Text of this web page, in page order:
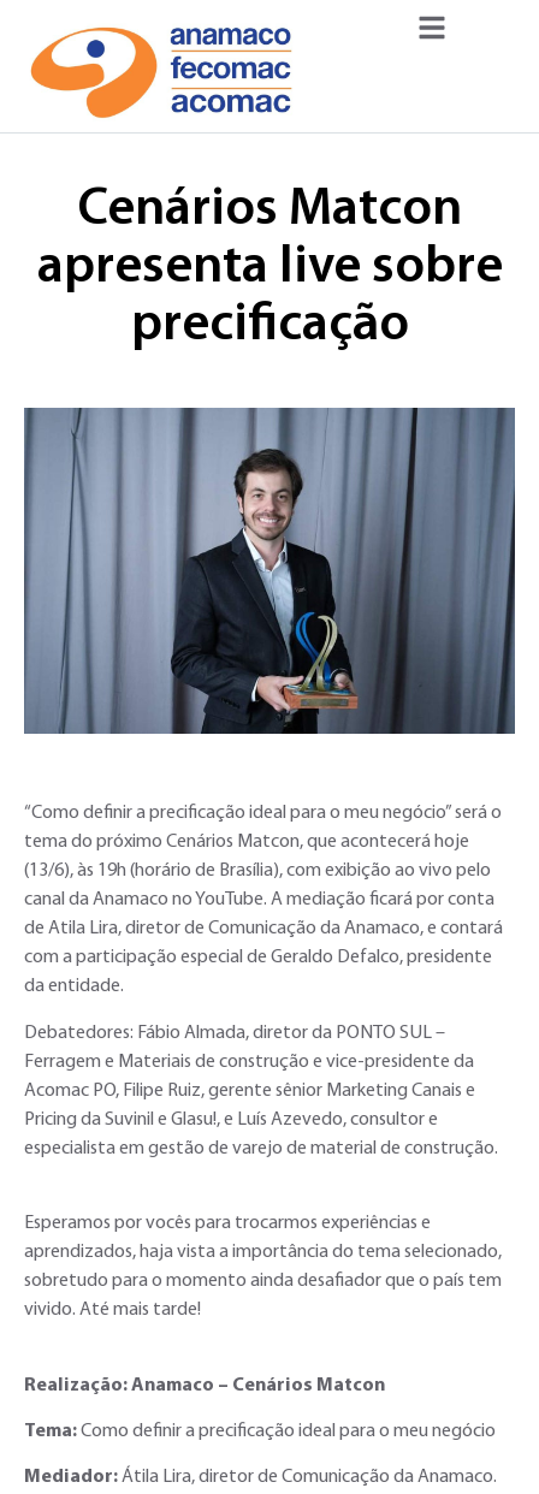
Cenários Matcon
apresenta live sobre
precificação
“Como definir a precificação ideal para o meu negócio” será o
tema do próximo Cenários Matcon, que acontecerá hoje
(13/6), às 19h (horário de Brasília), com exibição ao vivo pelo
canal da Anamaco no YouTube. A mediação ficará por conta
de Atila Lira, diretor de Comunicação da Anamaco, e contará
com a participação especial de Geraldo Defalco, presidente
da entidade.
Debatedores: Fábio Almada, diretor da PONTO SUL –
Ferragem e Materiais de construção e vice-presidente da
Acomac PO, Filipe Ruiz, gerente sênior Marketing Canais e
Pricing da Suvinil e Glasu!, e Luís Azevedo, consultor e
especialista em gestão de varejo de material de construção.
Esperamos por vocês para trocarmos experiências e
aprendizados, haja vista a importância do tema selecionado,
sobretudo para o momento ainda desafiador que o país tem
vivido. Até mais tarde!
Realização: Anamaco – Cenários Matcon
Tema:Como definir a precificação ideal para o meu negócio
Mediador:Átila Lira, diretor de Comunicação da Anamaco.